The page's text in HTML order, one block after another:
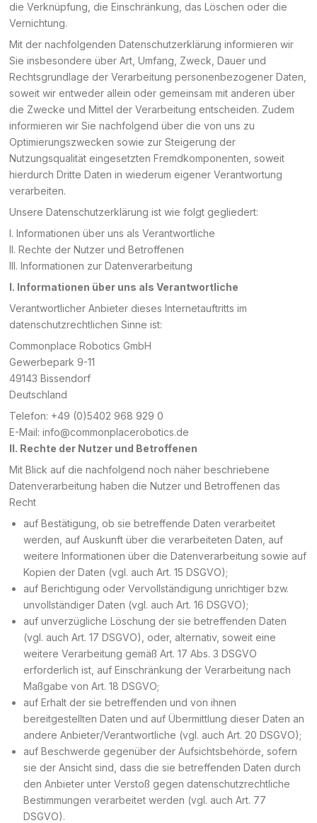
die Verknüpfung, die Einschränkung, das Löschen oder die
Vernichtung.
Mit der nachfolgenden Datenschutzerklärung informieren wir
Sie insbesondere über Art, Umfang, Zweck, Dauer und
Rechtsgrundlage der Verarbeitung personenbezogener Daten,
soweit wir entweder allein oder gemeinsam mit anderen über
die Zwecke und Mittel der Verarbeitung entscheiden. Zudem
informieren wir Sie nachfolgend über die von uns zu
Optimierungszwecken sowie zur Steigerung der
Nutzungsqualität eingesetzten Fremdkomponenten, soweit
hierdurch Dritte Daten in wiederum eigener Verantwortung
verarbeiten.
Unsere Datenschutzerklärung ist wie folgt gegliedert:
I. Informationen über uns als Verantwortliche
II. Rechte der Nutzer und Betroffenen
III. Informationen zur Datenverarbeitung
I. Informationen über uns als Verantwortliche
Verantwortlicher Anbieter dieses Internetauftritts im
datenschutzrechtlichen Sinne ist:
Commonplace Robotics GmbH
Gewerbepark 9-11
49143 Bissendorf
Deutschland
Telefon: +49 (0)5402 968 929 0
E-Mail: info@commonplacerobotics.de
II. Rechte der Nutzer und Betroffenen
Mit Blick auf die nachfolgend noch näher beschriebene
Datenverarbeitung haben die Nutzer und Betroffenen das
Recht
auf Bestätigung, ob sie betreffende Daten verarbeitet
werden, auf Auskunft über die verarbeiteten Daten, auf
weitere Informationen über die Datenverarbeitung sowie auf
Kopien der Daten (vgl. auch Art. 15 DSGVO);
auf Berichtigung oder Vervollständigung unrichtiger bzw.
unvollständiger Daten (vgl. auch Art. 16 DSGVO);
auf unverzügliche Löschung der sie betreffenden Daten
(vgl. auch Art. 17 DSGVO), oder, alternativ, soweit eine
weitere Verarbeitung gemäß Art. 17 Abs. 3 DSGVO
erforderlich ist, auf Einschränkung der Verarbeitung nach
Maßgabe von Art. 18 DSGVO;
auf Erhalt der sie betreffenden und von ihnen
bereitgestellten Daten und auf Übermittlung dieser Daten an
andere Anbieter/Verantwortliche (vgl. auch Art. 20 DSGVO);
auf Beschwerde gegenüber der Aufsichtsbehörde, sofern
sie der Ansicht sind, dass die sie betreffenden Daten durch
den Anbieter unter Verstoß gegen datenschutzrechtliche
Bestimmungen verarbeitet werden (vgl. auch Art. 77
DSGVO).